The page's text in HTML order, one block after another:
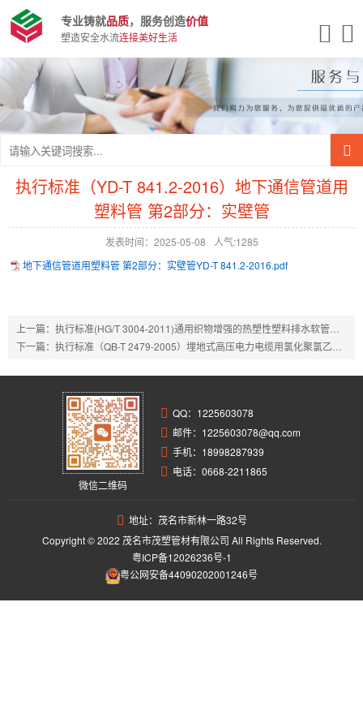
专业铸就品质，服务创造价值
塑造安全水流连接美好生活
执行标准（YD-T 841.2-2016）地下通信管道用
塑料管 第2部分：实壁管
发表时间：2025-05-08
人气:1285
地下通信管道用塑料管 第2部分：实壁管YD-T 841.2-2016.pdf
上一篇： 执行标准(HG/T 3004-2011)通用织物增强的热塑性塑料排水软管规范
下一篇： 执行标准（QB-T 2479-2005）埋地式高压电力电缆用氯化聚氯乙烯(PVC－C)套管
微信二维码
QQ： 1225603078
邮件：1225603078@qq.com
手机：18998287939
电话：0668-2211865
地址：茂名市新林一路32号
Copyright © 2022 茂名市茂塑管材有限公司 All Rights Reserved.
粤ICP备12026236号-1
粤公网安备44090202001246号